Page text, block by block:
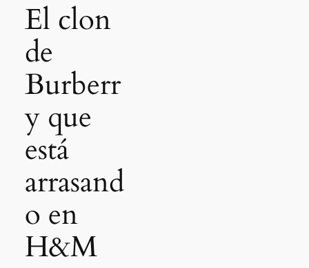
El clon
de
Burberr
y que
está
arrasand
o en
H&M